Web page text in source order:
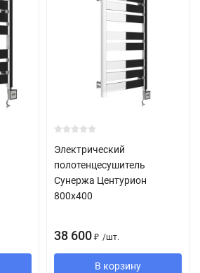
Электрический
полотенцесушитель
Сунержа Центурион
800х400
38 600 ₽ /шт.
В корзину